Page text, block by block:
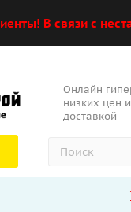
В связи с
Онлайн
низких цен
доставкой